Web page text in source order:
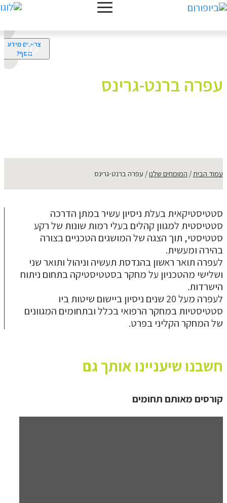
צריכים מידע
נוסף?
עפרה ברנט-גרינס
עמוד הבית המומחים שלנו עפרה ברנט-גרינס
סטטיסטיקאית בעלת ניסיון עשיר במתן הדרכה
סטטיסטית למגוון קהלים בעלי רמות שונות של רקע
סטטיסטי, תוך הצגה של המושגים הטכניים בצורה
בהירה ומעשית.
לעפרה תואר ראשון בהנדסת תעשיה וניהול ותואר שני
ושלישי מהטכניון על מחקר בסטטיסטיקה בתחום ניתוח
הישרדות.
לעפרה מעל 20 שנים ניסיון ביישום שיטות ביו
סטטיסטיות במחקר הרפואי בכלל ובתחומים המגוונים
של המחקר הקליני בפרט.
חשבנו שיעניינו אותך גם
קורסים מאותם תחומים